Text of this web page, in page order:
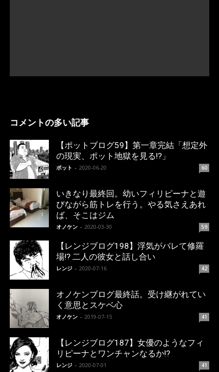
コメントの多い記事
【ポットブログ59】第一章完結「想定外
の現実、ポット地獄を見る!?」
ポット - 2020-06-20 60
いきなり最終回。幼いフィリピーナと遊
びながら筋トレを行う。やる気さえあれ
ば、そこはジム
オノケン - 2020-03-30 59
【レンジブログ198】浮気がバレて修羅
場!? 二人の彼女と話し合い
レンジ - 2020-07-16 42
オノケンブログ最終話。受け継がれてい
く意思とスケベ心
オノケン - 2019-07-15 41
【レンジブログ187】女優のようなフィ
リピーナとワンチャンなるか!?
レンジ - 2020-07-01 41